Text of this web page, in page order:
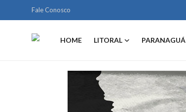
Fale Conosco
HOME LITORAL PARANAGUÁ